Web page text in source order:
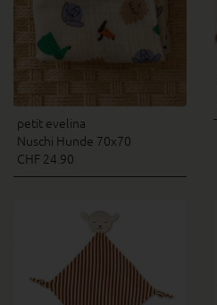
petit evelina
Nuschi Hunde 70x70
CHF 24.90